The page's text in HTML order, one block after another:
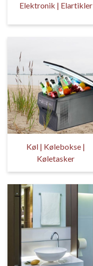
Elektronik | Elartikler
Køl | Kølebokse |
Køletasker